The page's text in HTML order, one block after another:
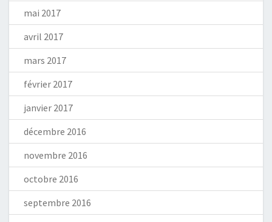
mai 2017
avril 2017
mars 2017
février 2017
janvier 2017
décembre 2016
novembre 2016
octobre 2016
septembre 2016